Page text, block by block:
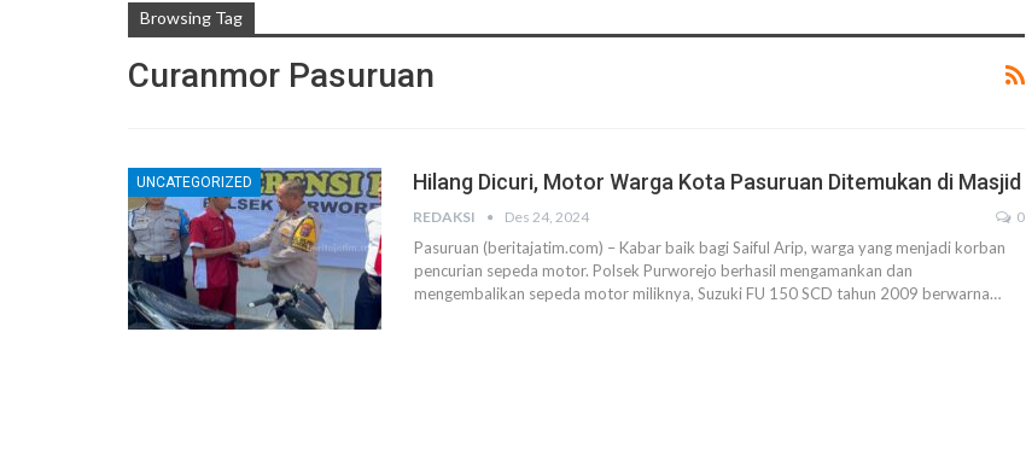
Browsing Tag
Curanmor Pasuruan
UNCATEGORIZED Hilang Dicuri, Motor Warga Kota Pasuruan Ditemukan di Masjid
REDAKSI Des 24, 2024 0
Pasuruan (beritajatim.com) – Kabar baik bagi Saiful Arip, warga yang menjadi korban
pencurian sepeda motor. Polsek Purworejo berhasil mengamankan dan
mengembalikan sepeda motor miliknya, Suzuki FU 150 SCD tahun 2009 berwarna…